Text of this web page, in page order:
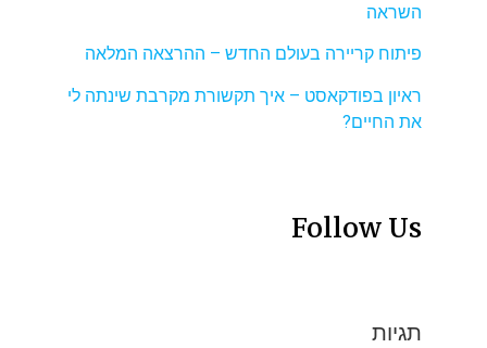
השראה
פיתוח קריירה בעולם החדש – ההרצאה המלאה
ראיון בפודקאסט – איך תקשורת מקרבת שינתה לי
את החיים?
Follow Us
תגיות